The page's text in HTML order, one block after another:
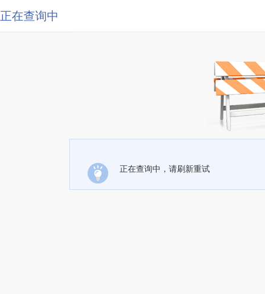
正在查询中
正在查询中，请刷新重试